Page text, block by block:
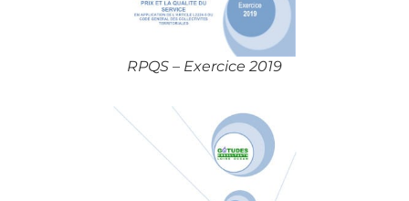
RPQS – Exercice 2019